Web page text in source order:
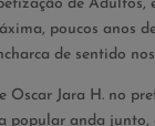
de
poucos anos
de sentido
Oscar Jara H. no
popular anda